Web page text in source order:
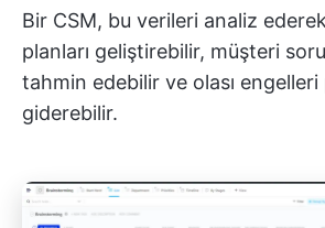
Bir CSM, bu verileri analiz
planları geliştirebilir, müşteri
tahmin edebilir ve olası
giderebilir.